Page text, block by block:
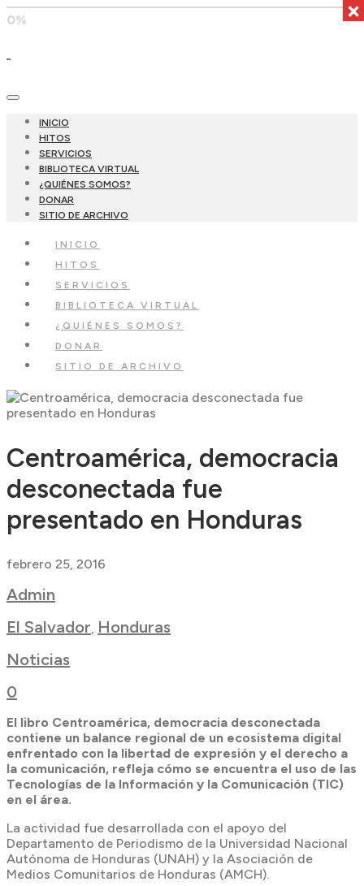
0%
INICIO
HITOS
SERVICIOS
BIBLIOTECA VIRTUAL
¿QUIÉNES SOMOS?
DONAR
SITIO DE ARCHIVO
INICIO
HITOS
SERVICIOS
BIBLIOTECA VIRTUAL
¿QUIÉNES SOMOS?
DONAR
SITIO DE ARCHIVO
Centroamérica, democracia
desconectada fue
presentado en Honduras
febrero 25, 2016
Admin
El Salvador, Honduras
Noticias
0
El libro Centroamérica, democracia desconectada
contiene un balance regional de un ecosistema digital
enfrentado con la libertad de expresión y el derecho a
la comunicación, refleja cómo se encuentra el uso de las
Tecnologías de la Información y la Comunicación (TIC)
en el área.
La actividad fue desarrollada con el apoyo del
Departamento de Periodismo de la Universidad Nacional
Autónoma de Honduras (UNAH) y la Asociación de
Medios Comunitarios de Honduras (AMCH).
×